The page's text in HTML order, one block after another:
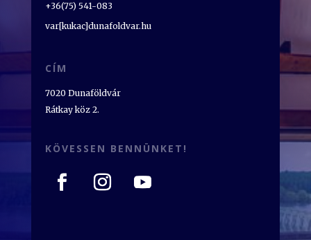
+36(75) 541-083
var[kukac]dunafoldvar.hu
CÍM
7020 Dunaföldvár
Rátkay köz 2.
KÖVESSEN BENNÜNKET!